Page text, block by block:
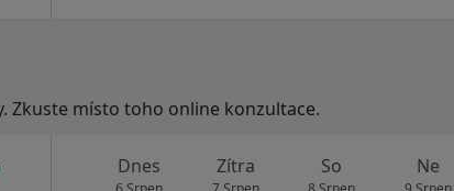
Zkuste místo toho online konzultace.
Dnes Zítra So Ne